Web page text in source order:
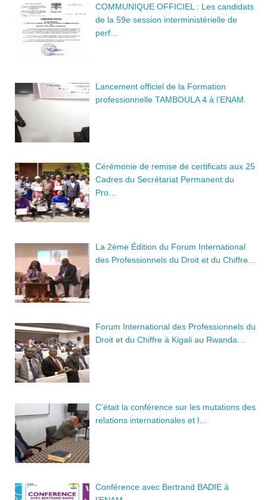
COMMUNIQUE OFFICIEL : Les candidats
de la 59e session interministérielle de
perf…
Lancement officiel de la Formation
professionnelle TAMBOULA 4 à l’ENAM.
Cérémonie de remise de certificats aux 25
Cadres du Secrétariat Permanent du
Pro…
La 2ème Édition du Forum International
des Professionnels du Droit et du Chiffre…
Forum International des Professionnels du
Droit et du Chiffre à Kigali au Rwanda…
C’était la conférence sur les mutations des
relations internationales et l…
Conférence avec Bertrand BADIE à